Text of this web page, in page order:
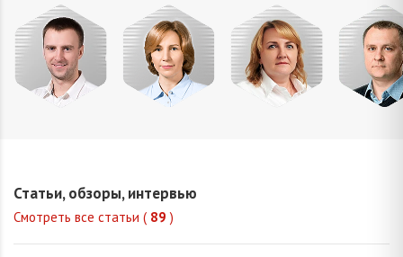
Статьи, обзоры, интервью
Смотреть все статьи ( 89 )